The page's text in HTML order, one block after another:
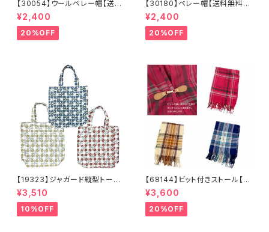
【30054】ウールベレー帽【送料
無料】帽子 カーキ グリー
ン 秋冬 フェルトベレー レト
ロ 無地 チョボ シンプル
¥2,400
20%OFF
【30180】ベレー帽【送料無料】
フレンチ ベーシック 無地
ベージュ パープル ブラウ
ン シンプル ハット 秋冬
ウールベレー バスクベレー
¥2,400
20%OFF
【19323】ジャガード縦型トート
【送料無料】トレンド トートバッ
グ ジャガードバッグ ジャガー
ド生地 花柄 グレーベージ
ュ アイボリー ライトグレー
¥3,510
10%OFF
【68144】ビット付きストール【送
料無料】チェック柄 大判ストー
ル チェックストール アイボリ
ー ベージュ レッド ネイビ
ー フリンジ マフラー ひざ
¥3,600
20%OFF